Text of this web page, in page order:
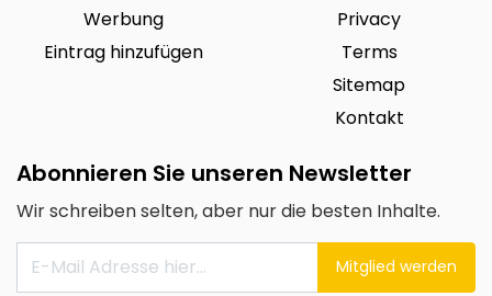
Werbung
Eintrag hinzufügen
Privacy
Terms
Sitemap
Kontakt
Abonnieren Sie unseren Newsletter
Wir schreiben selten, aber nur die besten Inhalte.
Mitglied werden